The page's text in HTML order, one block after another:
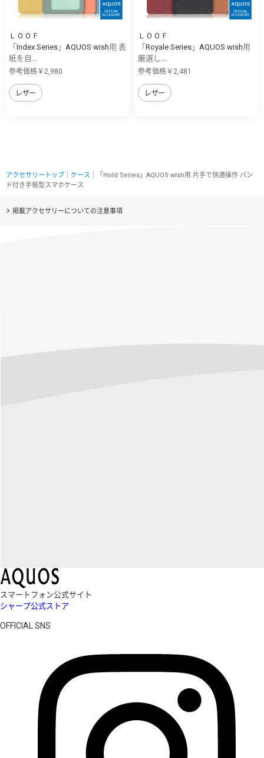
ＬＯＯＦ
「Index Series」AQUOS wish用 表
紙を自...
参考価格￥2,980
レザー
ＬＯＯＦ
「Royale Series」AQUOS wish用
厳選し...
参考価格￥2,481
レザー
アクセサリートップ ケース ｜「Hold Series」AQUOS wish用 片手で快適操作 バン
ド付き手帳型スマホケース
掲載アクセサリーについての注意事項
スマートフォン公式サイト
シャープ公式ストア
OFFICIAL SNS